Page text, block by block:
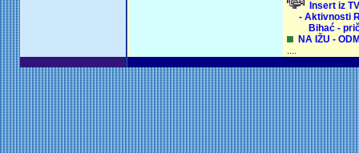
Insert iz
- Aktivnosti
Bihać -
NA IŽU -
....